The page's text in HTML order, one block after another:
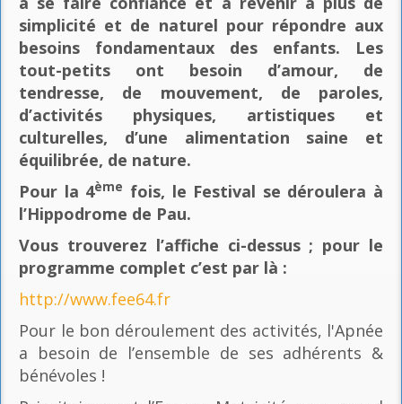
simplicité et de naturel pour répondre aux
besoins fondamentaux des enfants. Les
tout-petits ont besoin d’amour, de
tendresse, de mouvement, de paroles,
d’activités physiques, artistiques et
culturelles, d’une alimentation saine et
équilibrée, de nature.
Pour la 4ème fois, le Festival se déroulera à
l’Hippodrome de Pau.
Vous trouverez l’affiche ci-dessus ; pour le
programme complet c’est par là :
http://www.fee64.fr
Pour le bon déroulement des activités, l'Apnée
a besoin de l’ensemble de ses adhérents &
bénévoles !